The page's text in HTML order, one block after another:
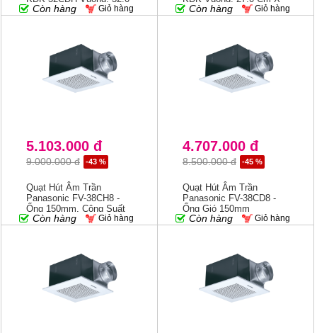
Cm X 32.0 Cm
Còn hàng Giỏ hàng
27.0 Cm, Ống Gió
Còn hàng Giỏ hàng
5.103.000 đ
9.000.000 đ -43 %
Quạt Hút Âm Trần
Panasonic FV-38CH8 -
Ống 150mm, Công Suất
Lớn 122w
Còn hàng Giỏ hàng
4.707.000 đ
8.500.000 đ -45 %
Quạt Hút Âm Trần
Panasonic FV-38CD8 -
Ống Gió 150mm
Còn hàng Giỏ hàng